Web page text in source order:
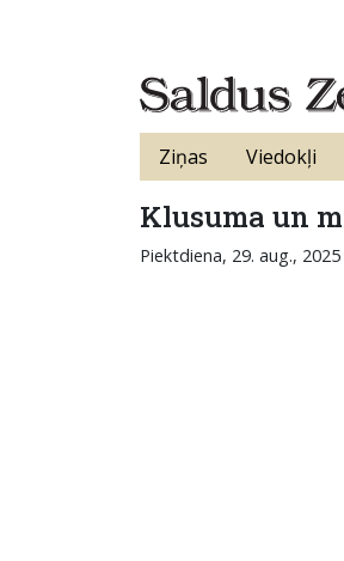
Ziņas Viedokļi
Klusuma un
Piektdiena, 29. aug., 2025